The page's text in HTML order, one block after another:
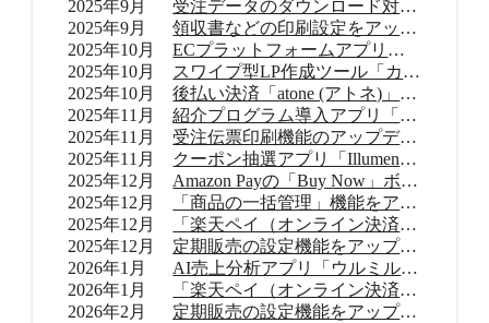
2025年9月
受注データのダウンロード対応範囲を拡大
2025年9月
領収書などの印刷設定をアップデート
2025年10月
ECプラットフォームアプリ「TikTok shop」リリース
2025年10月
スワイプ型LP作成ツール「カラーミーモーションLP」提供開始
2025年10月
後払い決済「atone (アトネ)」提供開始
2025年11月
紹介プログラム導入アプリ「Letters（レターズ）」リリース
2025年11月
受注伝票印刷機能のアップデート
2025年11月
クーポン抽選アプリ「Illumenza Coupon （イルメンザ クーポン）」リリース
2025年12月
Amazon Payの「Buy Now」ボタンを提供開始
2025年12月
「商品の一括管理」機能をアップデート
2025年12月
「楽天ペイ（オンライン決済）」のバージョンアップ
2025年12月
定期販売の設定機能をアップデート
2026年1月
AI売上分析アプリ「ウルミル コンシェルジュ」リリース
2026年1月
「楽天ペイ（オンライン決済）」申込受付再開
2026年2月
定期販売の設定機能をアップデート